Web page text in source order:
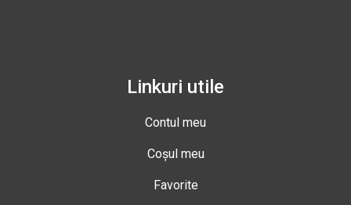
Linkuri utile
Contul meu
Coșul meu
Favorite